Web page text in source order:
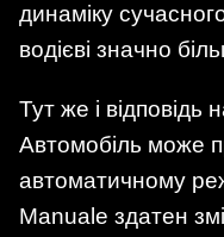
динаміку
водієві значно
Тут же і відповідь
Автомобіль може
автоматичному
Manuale здатен